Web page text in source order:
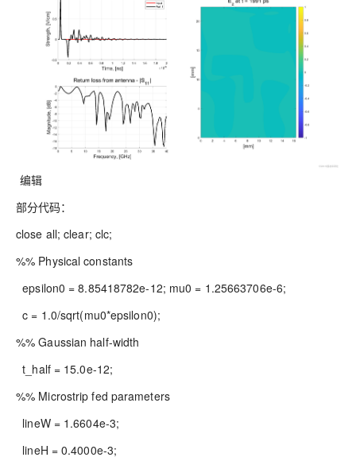
编辑
部分代码：
close all; clear; clc;
%% Physical constants
epsilon0 = 8.85418782e-12; mu0 = 1.25663706e-6;
c = 1.0/sqrt(mu0*epsilon0);
%% Gaussian half-width
t_half = 15.0e-12;
%% Microstrip fed parameters
lineW = 1.6604e-3;
lineH = 0.4000e-3;